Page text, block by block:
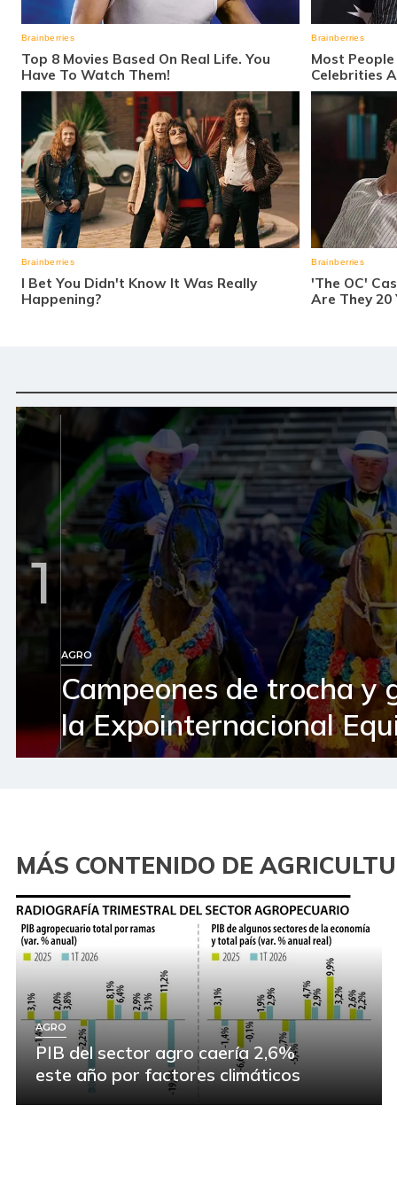
1
AGRO
Campeones de trocha y
la Expointernacional
MÁS CONTENIDO DE
AGRO
PIB del sector agro caería 2,6%
este año por factores climáticos